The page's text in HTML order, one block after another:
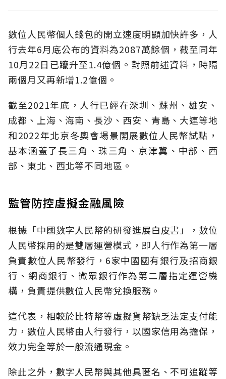
數位人民幣個人錢包的開立速度明顯加快許多，人
行去年6月底公布的資料為2087萬餘個，截至同年
10月22日已躥升至1.4億個。對照前述資料，時隔
兩個月又再新增1.2億個。
截至2021年底，人行已經在深圳、蘇州、雄安、
成都、上海、海南、長沙、西安、青島、大連等地
和2022年北京冬奧會場景開展數位人民幣試點，
基本涵蓋了長三角、珠三角、京津冀、中部、西
部、東北、西北等不同地區。
監管防控虛擬金融風險
根據「中國數字人民幣的研發進展白皮書」，數位
人民幣採用的是雙層運營模式，即人行作為第一層
負責數位人民幣發行，6家中國國有銀行及招商銀
行、網商銀行、微眾銀行作為第二層指定運營機
構，負責提供數位人民幣兌換服務。
這代表，相較於比特幣等虛擬貨幣缺乏法定支付能
力，數位人民幣由人行發行，以國家信用為擔保，
效力完全等於一般流通現金。
除此之外，數字人民幣與其他具匿名、不可追蹤等